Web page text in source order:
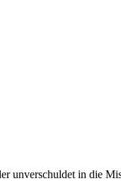
in die